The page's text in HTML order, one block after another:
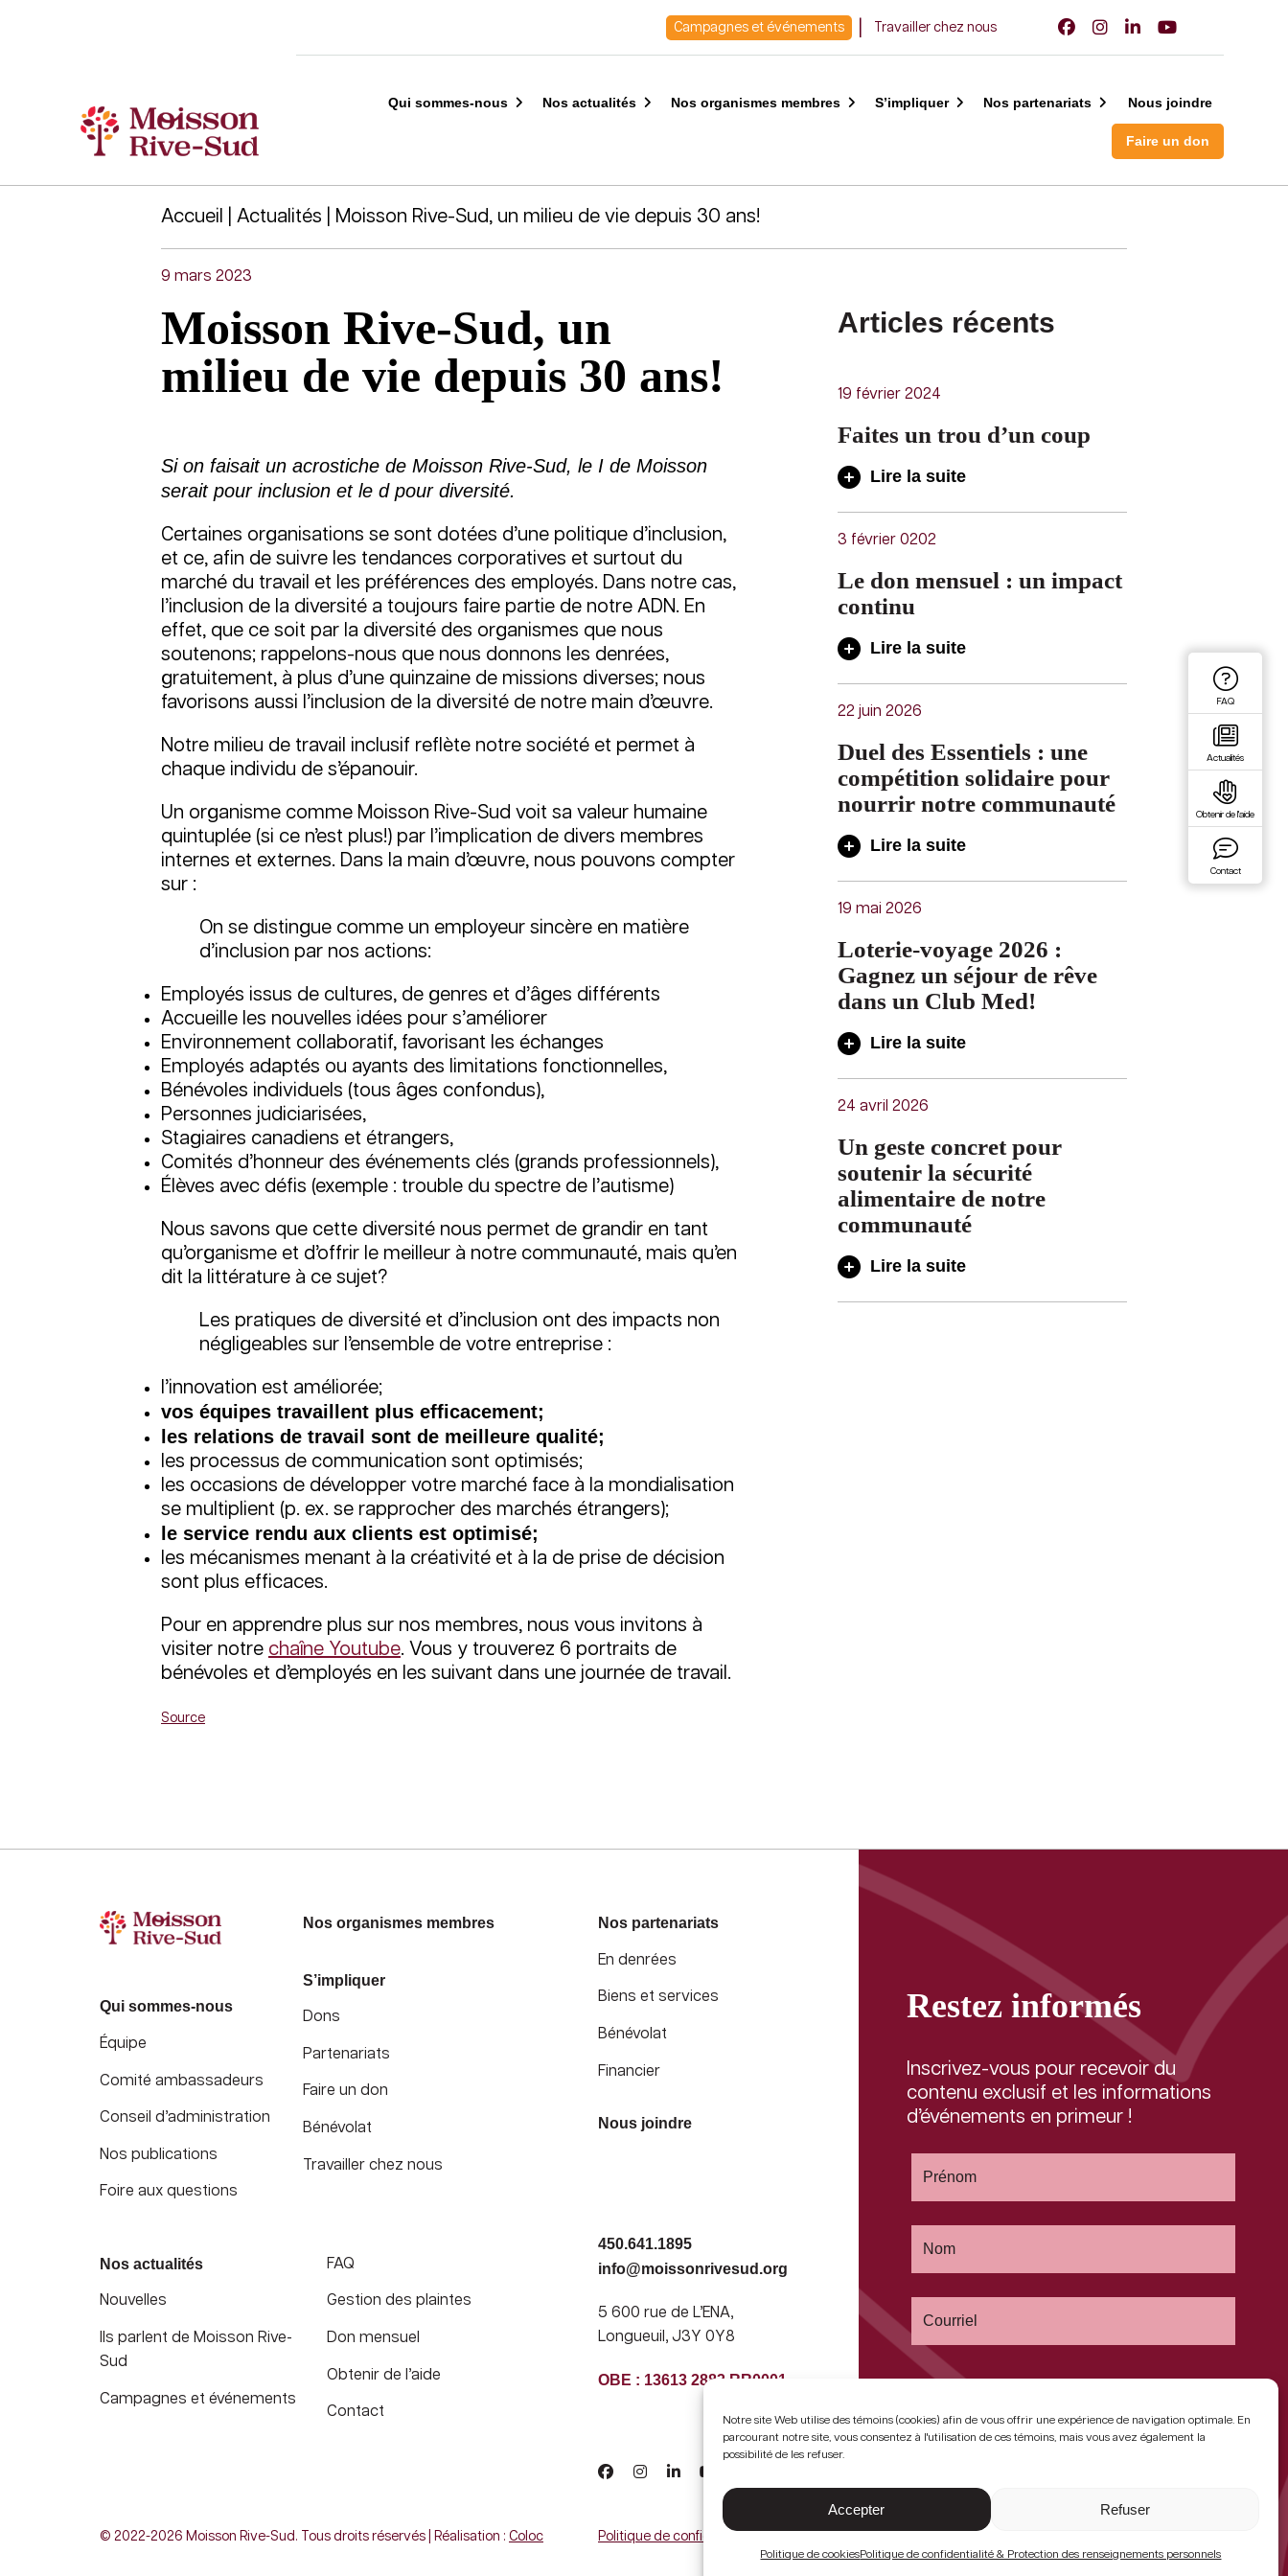
Notre site Web utilise des témoins (cookies) afin de vous offrir une expérience de navigation optimale. En
parcourant notre site, vous consentez à l'utilisation de ces témoins, mais vous avez également la
possibilité de les refuser.
Accepter Refuser
Politique de cookiesPolitique de confidentialité & Protection des renseignements personnels
Campagnes et événements Travailler chez nous
Qui sommes-nous Nos actualités Nos organismes membres S’impliquer Nos partenariats Nous joindre
Faire un don
FAQ
Actualités
Obtenir de l'aide
Contact
Accueil Actualités | Moisson Rive-Sud, un milieu de vie depuis 30 ans!
9 mars 2023
Moisson Rive-Sud, un
milieu de vie depuis 30 ans!
Si on faisait un acrostiche de Moisson Rive-Sud, le I de Moisson
serait pour inclusion et le d pour diversité.
Certaines organisations se sont dotées d’une politique d’inclusion,
et ce, afin de suivre les tendances corporatives et surtout du
marché du travail et les préférences des employés. Dans notre cas,
l’inclusion de la diversité a toujours faire partie de notre ADN. En
effet, que ce soit par la diversité des organismes que nous
soutenons; rappelons-nous que nous donnons les denrées,
gratuitement, à plus d’une quinzaine de missions diverses; nous
favorisons aussi l’inclusion de la diversité de notre main d’œuvre.
Notre milieu de travail inclusif reflète notre société et permet à
chaque individu de s’épanouir.
Un organisme comme Moisson Rive-Sud voit sa valeur humaine
quintuplée (si ce n’est plus!) par l’implication de divers membres
internes et externes. Dans la main d’œuvre, nous pouvons compter
sur :
On se distingue comme un employeur sincère en matière
d’inclusion par nos actions:
Employés issus de cultures, de genres et d’âges différents
Accueille les nouvelles idées pour s’améliorer
Environnement collaboratif, favorisant les échanges
Employés adaptés ou ayants des limitations fonctionnelles,
Bénévoles individuels (tous âges confondus),
Personnes judiciarisées,
Stagiaires canadiens et étrangers,
Comités d’honneur des événements clés (grands professionnels),
Élèves avec défis (exemple : trouble du spectre de l’autisme)
Nous savons que cette diversité nous permet de grandir en tant
qu’organisme et d’offrir le meilleur à notre communauté, mais qu’en
dit la littérature à ce sujet?
Les pratiques de diversité et d’inclusion ont des impacts non
négligeables sur l’ensemble de votre entreprise :
l’innovation est améliorée;
vos équipes travaillent plus efficacement;
les relations de travail sont de meilleure qualité;
les processus de communication sont optimisés;
les occasions de développer votre marché face à la mondialisation
se multiplient (p. ex. se rapprocher des marchés étrangers);
le service rendu aux clients est optimisé;
les mécanismes menant à la créativité et à la de prise de décision
sont plus efficaces.
Pour en apprendre plus sur nos membres, nous vous invitons à
visiter notre chaîne Youtube. Vous y trouverez 6 portraits de
bénévoles et d’employés en les suivant dans une journée de travail.
Source
Articles récents
19 février 2024
Faites un trou d’un coup
Lire la suite
3 février 0202
Le don mensuel : un impact
continu
Lire la suite
22 juin 2026
Duel des Essentiels : une
compétition solidaire pour
nourrir notre communauté
Lire la suite
19 mai 2026
Loterie-voyage 2026 :
Gagnez un séjour de rêve
dans un Club Med!
Lire la suite
24 avril 2026
Un geste concret pour
soutenir la sécurité
alimentaire de notre
communauté
Lire la suite
Qui sommes-nous
Équipe
Comité ambassadeurs
Conseil d’administration
Nos publications
Foire aux questions
Nos organismes membres
S’impliquer
Dons
Partenariats
Faire un don
Bénévolat
Travailler chez nous
Nos partenariats
En denrées
Biens et services
Bénévolat
Financier
Nous joindre
Nos actualités
Nouvelles
Ils parlent de Moisson Rive-
Sud
Campagnes et événements
FAQ
Gestion des plaintes
Don mensuel
Obtenir de l’aide
Contact
450.641.1895
info@moissonrivesud.org
5 600 rue de L’ENA,
Longueuil, J3Y 0Y8
OBE : 13613 2883 RR0001
© 2022-2026 Moisson Rive-Sud. Tous droits réservés | Réalisation : Coloc Politique de confidentialité
Restez informés
Inscrivez-vous pour recevoir du
contenu exclusif et les informations
d’événements en primeur !